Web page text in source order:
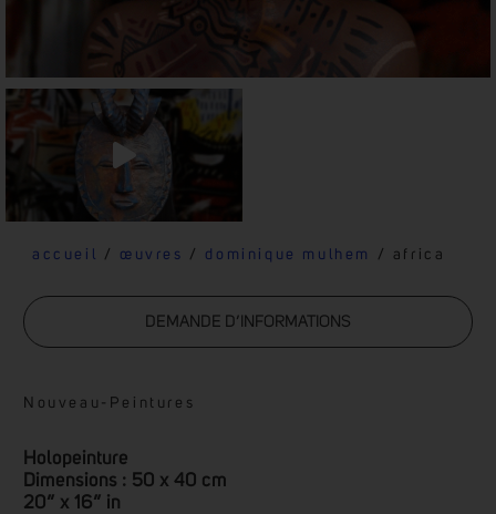
accueil / œuvres / dominique mulhem / africa
DEMANDE D’INFORMATIONS
Nouveau - Peintures
Holopeinture
Dimensions : 50 x 40 cm
20” x 16” in